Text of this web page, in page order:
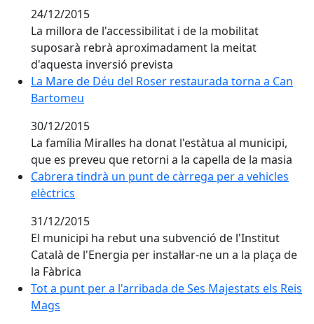
24/12/2015
La millora de l'accessibilitat i de la mobilitat
suposarà rebrà aproximadament la meitat
d'aquesta inversió prevista
La Mare de Déu del Roser restaurada torna a Can
Bartomeu
La Mare de Déu del Roser restaurada torna a Can
Bartomeu
30/12/2015
La família Miralles ha donat l'estàtua al municipi,
que es preveu que retorni a la capella de la masia
Cabrera tindrà un punt de càrrega per a vehicles
elèctrics
Cabrera tindrà un punt de càrrega per a vehicles
elèctrics
31/12/2015
El municipi ha rebut una subvenció de l'Institut
Català de l'Energia per instal·lar-ne un a la plaça de
la Fàbrica
Tot a punt per a l'arribada de Ses Majestats els Reis
Mags
Tot a punt per a l'arribada de Ses Majestats els Reis
Mags